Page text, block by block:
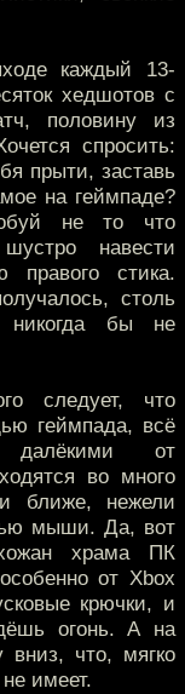
каждый 13-
хедшотов с
половину из
спросить:
прыти, заставь
на геймпаде?
не то что
навести
стика.
столь
никогда бы не
следует, что
геймпада, всё
далёкими от
во много
ближе, нежели
мыши. Да, вот
храма ПК
от Xbox
крючки, и
огонь. А на
что, мягко
имеет.